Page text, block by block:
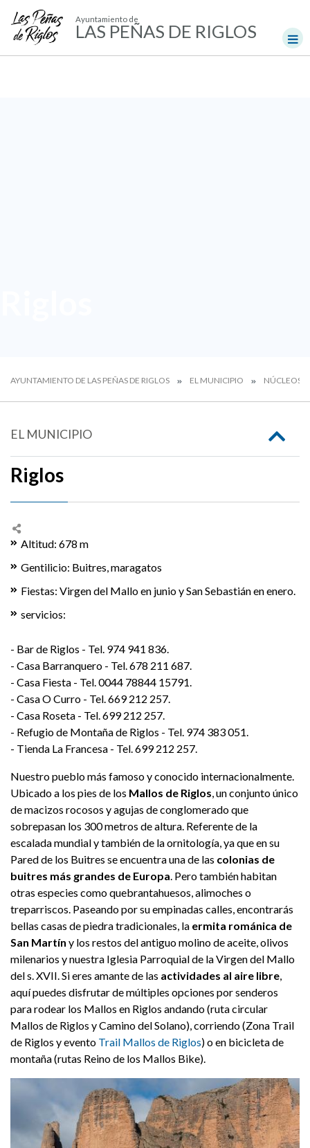
Ayuntamiento de
LAS PEÑAS DE RIGLOS
AYUNTAMIENTO DE LAS PEÑAS DE RIGLOS EL MUNICIPIO NÚCLEOS
EL MUNICIPIO
Riglos
Altitud: 678 m
Gentilicio: Buitres, maragatos
Fiestas: Virgen del Mallo en junio y San Sebastián en enero.
servicios:
- Bar de Riglos - Tel. 974 941 836.
- Casa Barranquero - Tel. 678 211 687.
- Casa Fiesta - Tel. 0044 78844 15791.
- Casa O Curro - Tel. 669 212 257.
- Casa Roseta - Tel. 699 212 257.
- Refugio de Montaña de Riglos - Tel. 974 383 051.
- Tienda La Francesa - Tel. 699 212 257.
Nuestro pueblo más famoso y conocido internacionalmente.
Ubicado a los pies de los Mallos de Riglos , un conjunto único
de macizos rocosos y agujas de conglomerado que
sobrepasan los 300 metros de altura. Referente de la
escalada mundial y también de la ornitología, ya que en su
Pared de los Buitres se encuentra una de las colonias de
buitres más grandes de Europa . Pero también habitan
otras especies como quebrantahuesos, alimoches o
treparriscos. Paseando por su empinadas calles, encontrarás
bellas casas de piedra tradicionales, la ermita románica de
San Martín y los restos del antiguo molino de aceite, olivos
milenarios y nuestra Iglesia Parroquial de la Virgen del Mallo
del s. XVII. Si eres amante de las actividades al aire libre
aquí puedes disfrutar de múltiples opciones por senderos
para rodear los Mallos en Riglos andando (ruta circular
Mallos de Riglos y Camino del Solano), corriendo (Zona Trail
de Riglos y evento Trail Mallos de Riglos) o en bicicleta de
montaña (rutas Reino de los Mallos Bike).